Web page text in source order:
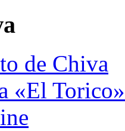
de Chiva
«El Torico»